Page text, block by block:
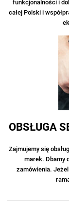
funkcjonalności i
całej Polski i
OBSŁUGA
Zajmujemy się
marek. Dbamy
zamówienia.